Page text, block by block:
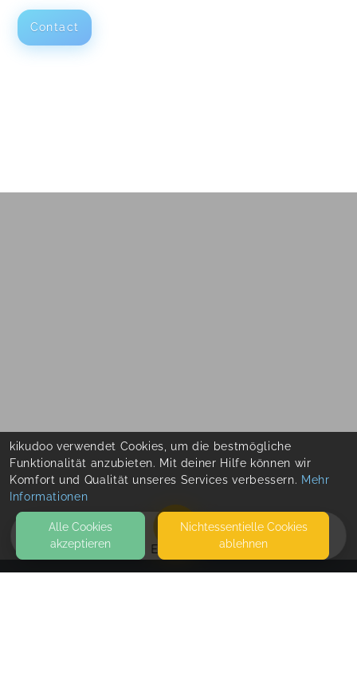
EVENTS
Contact
kikudoo verwendet Cookies, um die bestmögliche
Funktionalität anzubieten. Mit deiner Hilfe können wir
Komfort und Qualität unseres Services verbessern. Mehr
Informationen
Alle Cookies
akzeptieren
Nicht­essentielle Cookies
ablehnen